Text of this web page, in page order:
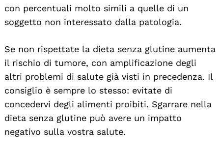
con percentuali molto simili a quelle di un
soggetto non interessato dalla patologia.
Se non rispettate la dieta senza glutine aumenta
il rischio di tumore, con amplificazione degli
altri problemi di salute già visti in precedenza. Il
consiglio è sempre lo stesso: evitate di
concedervi degli alimenti proibiti. Sgarrare nella
dieta senza glutine può avere un impatto
negativo sulla vostra salute.